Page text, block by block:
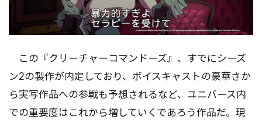
この『クリーチャーコマンドーズ』、すでにシーズ
ン2の製作が内定しており、ボイスキャストの豪華さか
ら実写作品への参戦も予想されるなど、ユニバース内
での重要度はこれから増していくであろう作品だ。現